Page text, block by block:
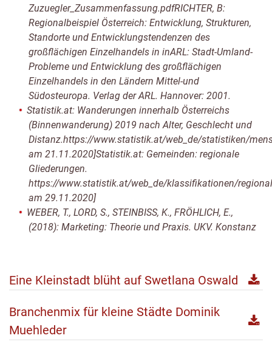
Zuzuegler_Zusammenfassung.pdfRICHTER, B:
Regionalbeispiel Österreich: Entwicklung, Strukturen,
Standorte und Entwicklungstendenzen des
großflächigen Einzelhandels in inARL: Stadt-Umland-
Probleme und Entwicklung des großflächigen
Einzelhandels in den Ländern Mittel-und
Südosteuropa. Verlag der ARL. Hannover: 2001.
Statistik.at: Wanderungen innerhalb Österreichs
(Binnenwanderung) 2019 nach Alter, Geschlecht und
Distanz.https://www.statistik.at/web_de/statistiken/
am 21.11.2020]Statistik.at: Gemeinden: regionale
Gliederungen.
https://www.statistik.at/web_de/klassifikationen/
am 29.11.2020]
WEBER, T., LORD, S., STEINBISS, K., FRÖHLICH, E.,
(2018): Marketing: Theorie und Praxis. UKV. Konstanz
Eine Kleinstadt blüht auf Swetlana Oswald
Branchenmix für kleine Städte Dominik
Muehleder